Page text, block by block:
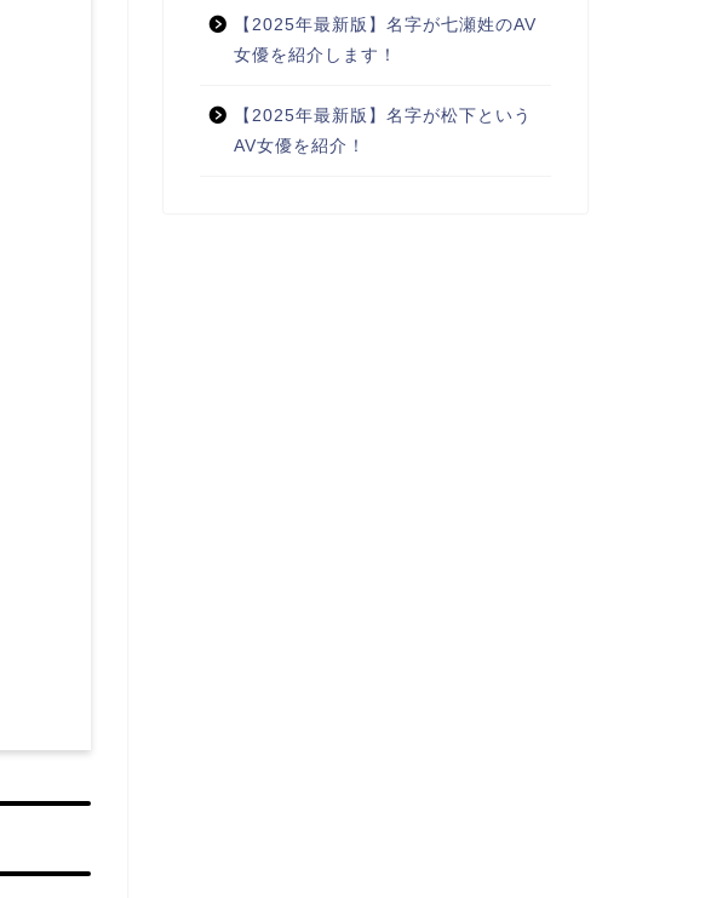
【2025年最新版】名字が七瀬姓のAV
女優を紹介します！
【2025年最新版】名字が松下という
AV女優を紹介！